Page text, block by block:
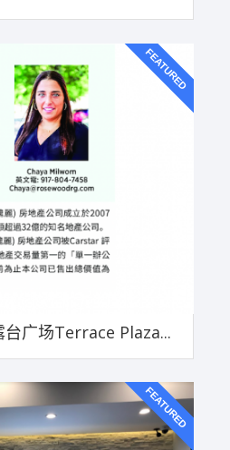
FEATURED
广场Terrace Plaza...
FEATURED